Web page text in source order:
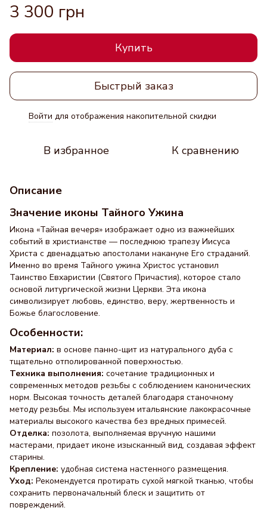
3 300 грн
Купить
Быстрый заказ
Войти для отображения накопительной скидки
В избранное К сравнению
Описание
Значение иконы Тайного Ужина
Икона «Тайная вечеря» изображает одно из важнейших
событий в христианстве — последнюю трапезу Иисуса
Христа с двенадцатью апостолами накануне Его страданий.
Именно во время Тайного ужина Христос установил
Таинство Евхаристии (Святого Причастия), которое стало
основой литургической жизни Церкви. Эта икона
символизирует любовь, единство, веру, жертвенность и
Божье благословение.
Особенности:
Материал: в основе панно-щит из натурального дуба с
тщательно отполированной поверхностью.
Техника выполнения: сочетание традиционных и
современных методов резьбы с соблюдением канонических
норм. Высокая точность деталей благодаря станочному
методу резьбы. Мы используем итальянские лакокрасочные
материалы высокого качества без вредных примесей.
Отделка: позолота, выполняемая вручную нашими
мастерами, придает иконе изысканный вид, создавая эффект
старины.
Крепление: удобная система настенного размещения.
Уход: Рекомендуется протирать сухой мягкой тканью, чтобы
сохранить первоначальный блеск и защитить от
повреждений.